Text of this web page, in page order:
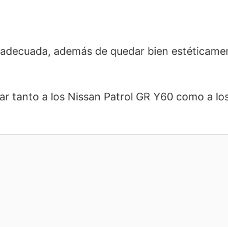
además de quedar bien
tanto a los Nissan Patrol GR Y60 como a